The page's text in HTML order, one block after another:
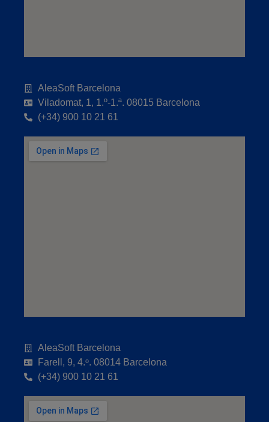
AleaSoft Barcelona
Viladomat, 1, 1.º-1.ª. 08015 Barcelona
(+34) 900 10 21 61
AleaSoft Barcelona
Farell, 9, 4.ᵒ. 08014 Barcelona
(+34) 900 10 21 61